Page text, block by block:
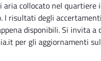
aria collocato nel quartiere
I risultati degli
disponibili. Si invita a
per gli aggiornamenti